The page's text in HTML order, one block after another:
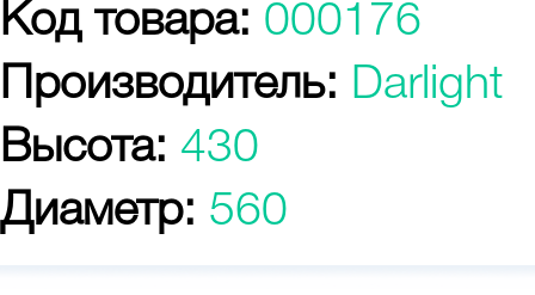
Код товара: 000176
Производитель: Darlight
Высота: 430
Диаметр: 560